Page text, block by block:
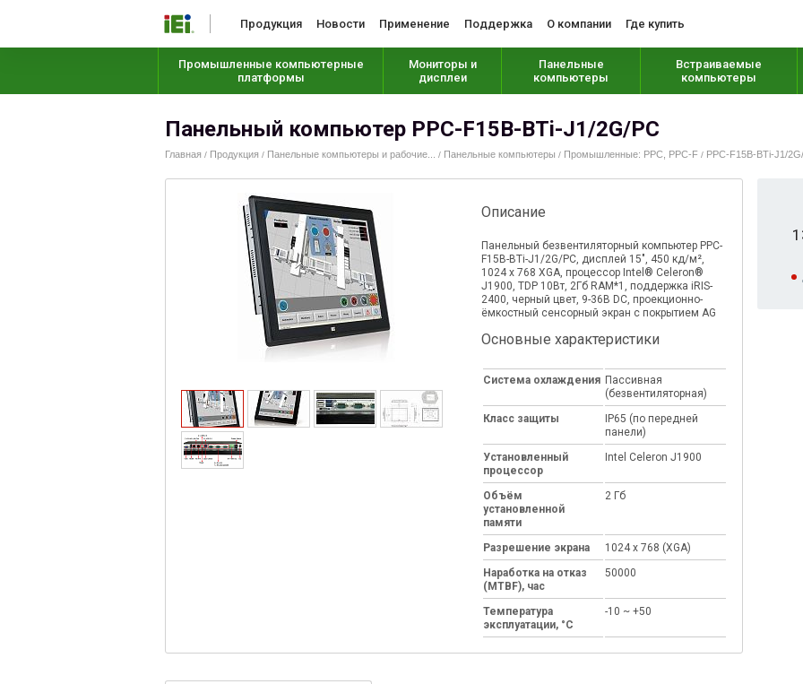
Продукция Новости Применение Поддержка О компании Где купить
Промышленные компьютерные
платформы
Мониторы и
дисплеи
Панельные
компьютеры
Встраиваемые
компьютеры
Панельный компьютер PPC-F15B-BTi-J1/2G/PC
Главная / Продукция / Панельные компьютеры и рабочие... / Панельные компьютеры / Промышленные: PPC, PPC-F / PPC-F15B-BTi-J1/
Описание
Панельный безвентиляторный компьютер PPC-
F15B-BTi-J1/2G/PC, дисплей 15", 450 кд/м²,
1024 x 768 XGA, процессор Intel® Celeron®
J1900, TDP 10Вт, 2Гб RAM*1, поддержка iRIS-
2400, черный цвет, 9-36В DC, проекционно-
ёмкостный сенсорный экран с покрытием AG
Основные характеристики
Система охлаждения Пассивная
(безвентиляторная)
Класс защиты
IP65 (по передней
панели)
Установленный
процессор
Intel Celeron J1900
Объём
установленной
памяти
2 Гб
Разрешение экрана
1024 x 768 (XGA)
Наработка на отказ
(MTBF), час
50000
Температура
эксплуатации, °C
-10 ~ +50